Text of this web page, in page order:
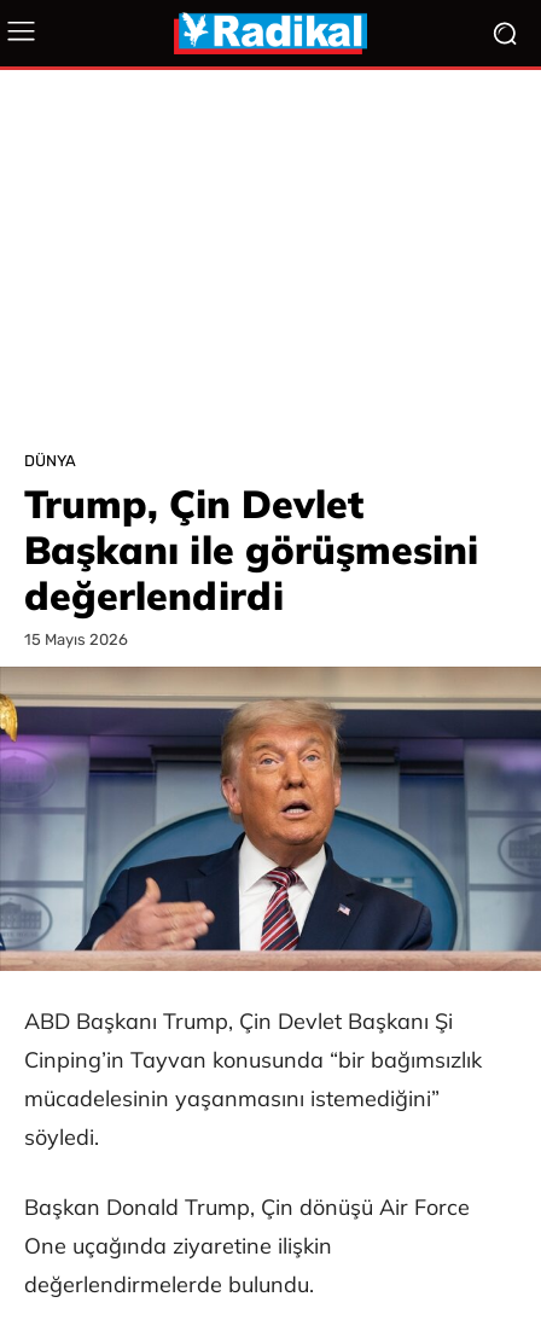
DÜNYA
Trump, Çin Devlet
Başkanı ile görüşmesini
değerlendirdi
15 Mayıs 2026
ABD Başkanı Trump, Çin Devlet Başkanı Şi
Cinping’in Tayvan konusunda “bir bağımsızlık
mücadelesinin yaşanmasını istemediğini”
söyledi.
Başkan Donald Trump, Çin dönüşü Air Force
One uçağında ziyaretine ilişkin
değerlendirmelerde bulundu.